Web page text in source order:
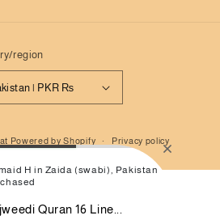
region
Pakistan | PKR ₨
methods
Powered by Shopify Privacy policy
H in Zaida (swabi), Pakistan
Quran 16 Line...